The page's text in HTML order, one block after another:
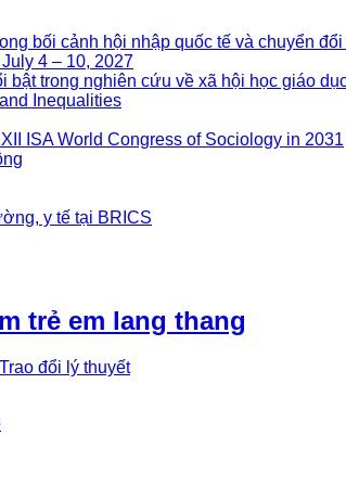
bối cảnh hội nhập quốc tế và chuyển đổi
4 – 10, 2027
bật trong nghiên cứu về xã hội học giáo
Inequalities
ISA World Congress of Sociology in 2031
y tế tại BRICS
trẻ em lang thang
Trao đổi lý thuyết